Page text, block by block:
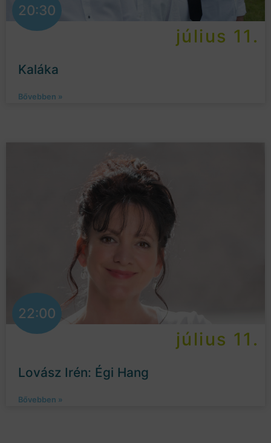
20:30
július 11.
Kaláka
Bővebben »
22:00
július 11.
Lovász Irén: Égi Hang
Bővebben »